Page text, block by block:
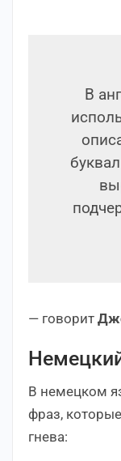
В
— говорит
В немецком
фраз,
гнева: